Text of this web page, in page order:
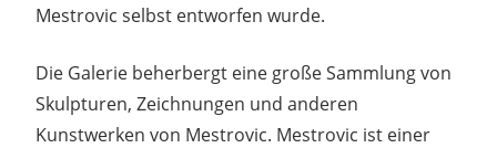
Mestrovic selbst entworfen wurde.
Die Galerie beherbergt eine große Sammlung von
Skulpturen, Zeichnungen und anderen
Kunstwerken von Mestrovic. Mestrovic ist einer